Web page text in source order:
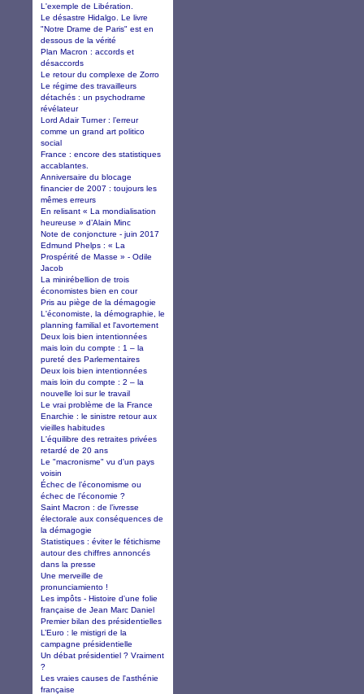
L'exemple de Libération.
Le désastre Hidalgo. Le livre
"Notre Drame de Paris" est en
dessous de la vérité
Plan Macron : accords et
désaccords
Le retour du complexe de Zorro
Le régime des travailleurs
détachés : un psychodrame
révélateur
Lord Adair Turner : l’erreur
comme un grand art politico
social
France : encore des statistiques
accablantes.
Anniversaire du blocage
financier de 2007 : toujours les
mêmes erreurs
En relisant « La mondialisation
heureuse » d’Alain Minc
Note de conjoncture - juin 2017
Edmund Phelps : « La
Prospérité de Masse » - Odile
Jacob
La minirébellion de trois
économistes bien en cour
Pris au piège de la démagogie
L'économiste, la démographie, le
planning familial et l'avortement
Deux lois bien intentionnées
mais loin du compte : 1 – la
pureté des Parlementaires
Deux lois bien intentionnées
mais loin du compte : 2 – la
nouvelle loi sur le travail
Le vrai problème de la France
Enarchie : le sinistre retour aux
vieilles habitudes
L'équilibre des retraites privées
retardé de 20 ans
Le "macronisme" vu d'un pays
voisin
Échec de l’économisme ou
échec de l’économie ?
Saint Macron : de l’ivresse
électorale aux conséquences de
la démagogie
Statistiques : éviter le fétichisme
autour des chiffres annoncés
dans la presse
Une merveille de
pronunciamiento !
Les impôts - Histoire d'une folie
française de Jean Marc Daniel
Premier bilan des présidentielles
L’Euro : le mistigri de la
campagne présidentielle
Un débat présidentiel ? Vraiment
?
Les vraies causes de l'asthénie
française